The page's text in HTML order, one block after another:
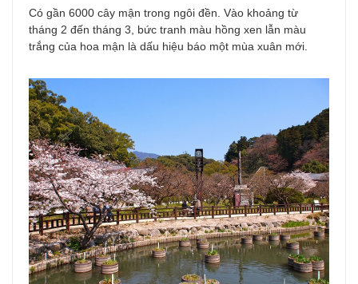
Có gần 6000 cây mận trong ngôi đền. Vào khoảng từ
tháng 2 đến tháng 3, bức tranh màu hồng xen lẫn màu
trắng của hoa mận là dấu hiệu báo một mùa xuân mới.